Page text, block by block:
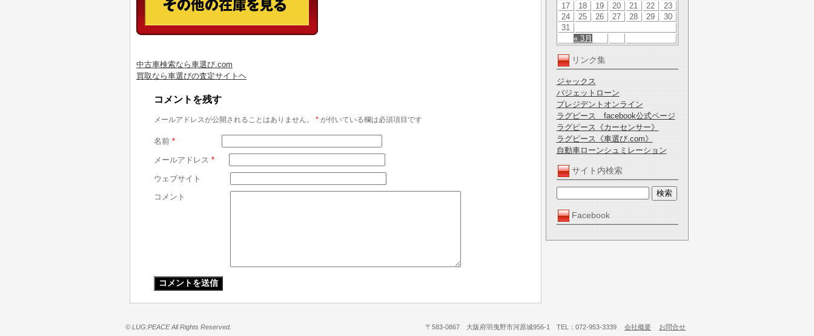
« 3月
17
18 19 20 21 22
23
24
25 26 27 28 29
30
31
リンク集
ジャックス
バジェットローン
プレジデントオンライン
ラグピース facebook公式ページ
ラグピース《カーセンサー》
ラグピース《車選び.com》
自動車ローンシュミレーション
サイト内検索
Facebook
中古車検索なら車選び.com
買取なら車選びの査定サイトヘ
コメントを残す
メールアドレスが公開されることはありません。 * が付いている欄は必須項目です
名前 *
メールアドレス *
ウェブサイト
コメント
© LUG:PEACE All Rights Reserved. 〒583-0867 大阪府羽曳野市河原城956-1 TEL：072-953-3339 会社概要 お問合せ